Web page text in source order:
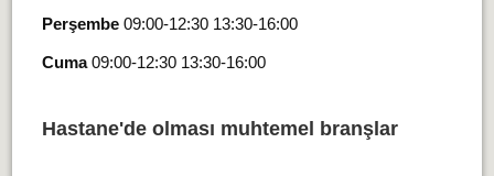
Perşembe09:00-12:30 13:30-16:00
Cuma09:00-12:30 13:30-16:00
Hastane'de olması muhtemel branşlar